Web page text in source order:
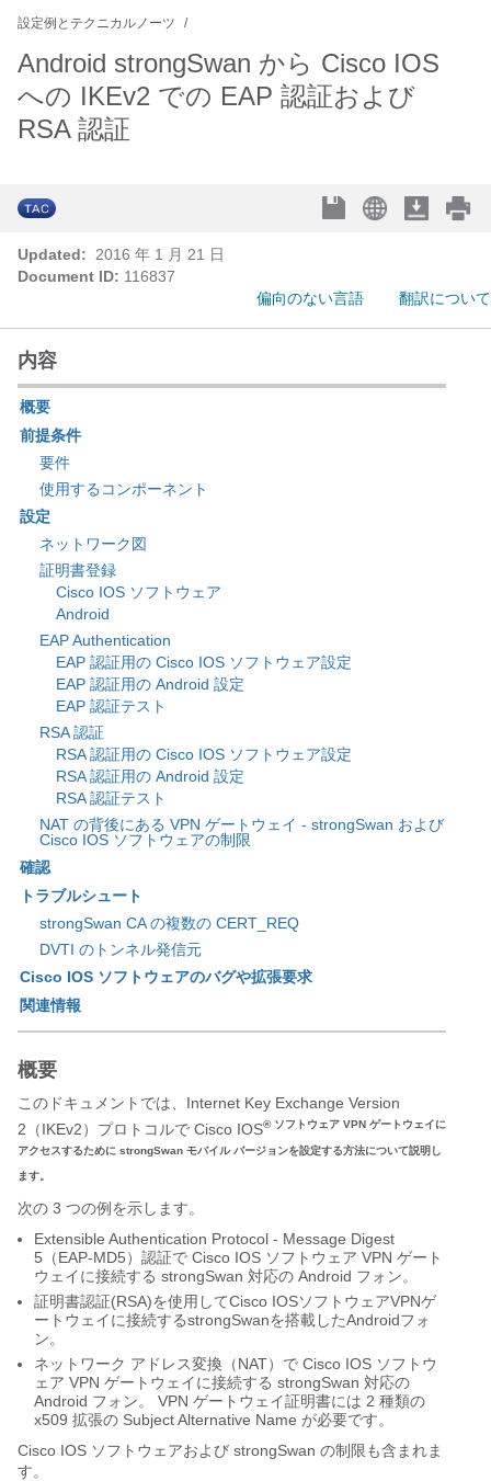
設定例とテクニカルノーツ
Android strongSwan から Cisco IOS
への IKEv2 での EAP 認証および
RSA 認証
Updated:
2016 年 1 月 21 日
Document ID: 116837
偏向のない言語
翻訳について
内容
概要
前提条件
要件
使用するコンポーネント
設定
ネットワーク図
証明書登録
Cisco IOS ソフトウェア
Android
EAP Authentication
EAP 認証用の Cisco IOS ソフトウェア設定
EAP 認証用の Android 設定
EAP 認証テスト
RSA 認証
RSA 認証用の Cisco IOS ソフトウェア設定
RSA 認証用の Android 設定
RSA 認証テスト
NAT の背後にある VPN ゲートウェイ - strongSwan および
Cisco IOS ソフトウェアの制限
確認
トラブルシュート
strongSwan CA の複数の CERT_REQ
DVTI のトンネル発信元
Cisco IOS ソフトウェアのバグや拡張要求
関連情報
概要
このドキュメントでは、Internet Key Exchange Version
2（IKEv2）プロトコルで Cisco IOS® ソフトウェア VPN ゲートウェイに
アクセスするために strongSwan モバイル バージョンを設定する方法について説明し
ます。
次の 3 つの例を示します。
Extensible Authentication Protocol - Message Digest
5（EAP-MD5）認証で Cisco IOS ソフトウェア VPN ゲート
ウェイに接続する strongSwan 対応の Android フォン。
証明書認証(RSA)を使用してCisco IOSソフトウェアVPNゲ
ートウェイに接続するstrongSwanを搭載したAndroidフォ
ン。
ネットワーク アドレス変換（NAT）で Cisco IOS ソフトウ
ェア VPN ゲートウェイに接続する strongSwan 対応の
Android フォン。 VPN ゲートウェイ証明書には 2 種類の
x509 拡張の Subject Alternative Name が必要です。
Cisco IOS ソフトウェアおよび strongSwan の制限も含まれま
す。